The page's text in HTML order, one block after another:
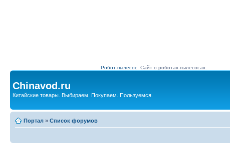
Робот-пылесос. Сайт о роботах-пылесосах.
Chinavod.ru
Китайские товары. Выбираем. Покупаем. Пользуемся.
Портал » Список форумов